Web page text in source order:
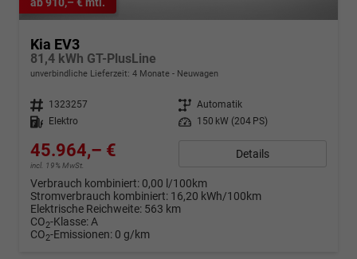
Kia EV3
81,4 kWh GT-PlusLine
unverbindliche Lieferzeit: 4 Monate Neuwagen
Fahrzeugnr. 1323257 Getriebe Automatik
Kraftstoff
Elektro Leistung 150 kW (204 PS)
45.964,– €
incl. 19% MwSt.
Details
Verbrauch kombiniert: 0,00 l/100km
Stromverbrauch kombiniert: 16,20 kWh/100km
Elektrische Reichweite: 563 km
CO2-Klasse:A
CO2-Emissionen: 0 g/km